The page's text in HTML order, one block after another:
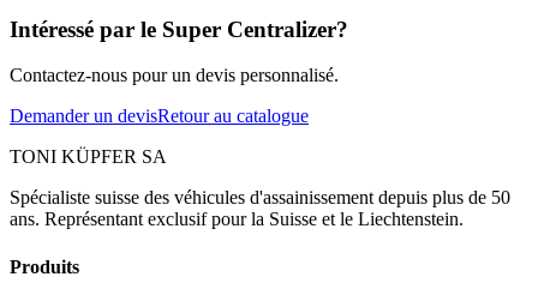
Intéressé par le Super Centralizer?
Contactez-nous pour un devis personnalisé.
Demander un devisRetour au catalogue
TONI KÜPFER SA
Spécialiste suisse des véhicules d'assainissement depuis plus de 50
ans. Représentant exclusif pour la Suisse et le Liechtenstein.
Produits